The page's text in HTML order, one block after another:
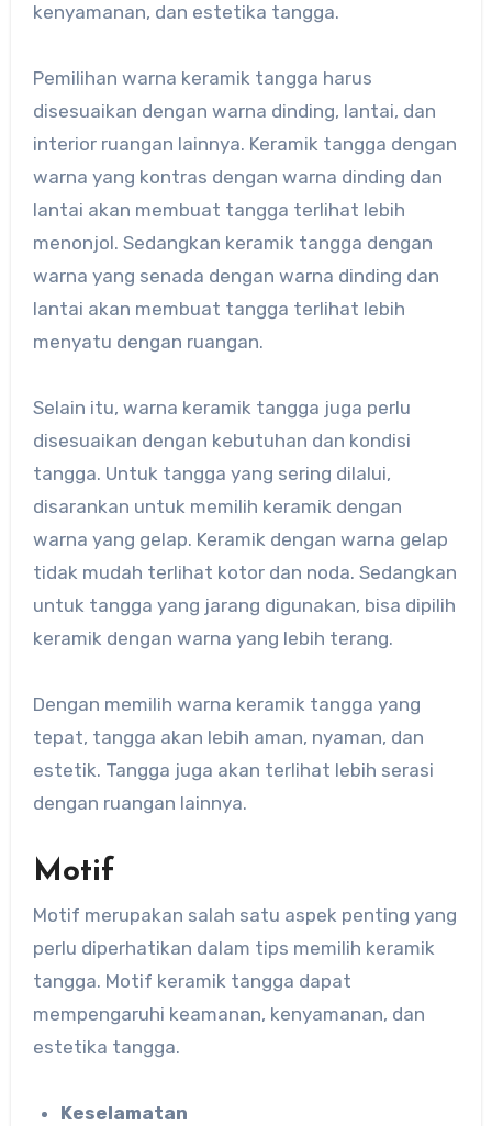
kenyamanan, dan estetika tangga.
Pemilihan warna keramik tangga harus
disesuaikan dengan warna dinding, lantai, dan
interior ruangan lainnya. Keramik tangga dengan
warna yang kontras dengan warna dinding dan
lantai akan membuat tangga terlihat lebih
menonjol. Sedangkan keramik tangga dengan
warna yang senada dengan warna dinding dan
lantai akan membuat tangga terlihat lebih
menyatu dengan ruangan.
Selain itu, warna keramik tangga juga perlu
disesuaikan dengan kebutuhan dan kondisi
tangga. Untuk tangga yang sering dilalui,
disarankan untuk memilih keramik dengan
warna yang gelap. Keramik dengan warna gelap
tidak mudah terlihat kotor dan noda. Sedangkan
untuk tangga yang jarang digunakan, bisa dipilih
keramik dengan warna yang lebih terang.
Dengan memilih warna keramik tangga yang
tepat, tangga akan lebih aman, nyaman, dan
estetik. Tangga juga akan terlihat lebih serasi
dengan ruangan lainnya.
Motif
Motif merupakan salah satu aspek penting yang
perlu diperhatikan dalam tips memilih keramik
tangga. Motif keramik tangga dapat
mempengaruhi keamanan, kenyamanan, dan
estetika tangga.
Keselamatan